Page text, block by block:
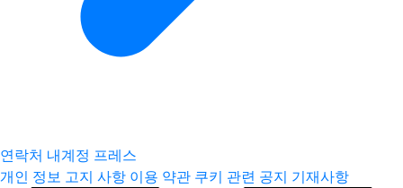
연락처 내계정 프레스
개인 정보 고지 사항 이용 약관 쿠키 관련 공지 기재사항